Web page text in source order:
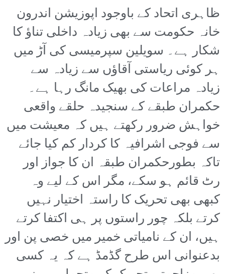
ظاہری اتحاد کے باوجود اپوزیشن اندرون
خانہ حکومت سے بھی زیادہ داخلی تناؤ کا
شکار ہے۔ سویلین سپرمیسی کی آڑ میں
ہر کوئی ریاستی آقاؤں سے زیادہ سے
زیادہ مراعات کی بھیک مانگ رہا ہے۔
حکمران طبقے کے سنجیدہ حلقے واقعی
خواہش ضرور رکھتے ہیں کہ معیشت میں
سے فوجی اشرافیہ کا کردار کم کیا جائے
تاکہ بطورحکمران طبقہ ان کا جواز اور
رٹ قائم ہو سکے، مگر اس کے لیے وہ
کبھی بھی تحریک کا راستہ اختیار نہیں
کرتے بلکہ چور راستوں پر ہی اکتفا کرتے
ہیں، ان کے نامیاتی خمیر میں خصی پن اور
بدعنوانی اس طرح گڈمڈ ہے کہ یہ کسی